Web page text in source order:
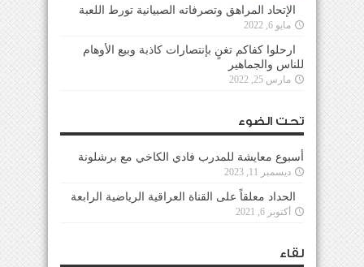
الإتحاد المراهق وتصرفاته الصبيانية تورط اللعبة
مايو 6, 2022
ارحلوا كفاكم تغنٍ بإنتصارات كاذبة وبيع الأوهام
للناس والجماهير
مارس 25, 2022
تحت الضوء
أسبوع معايشة للمدرب فادي الكاخي مع برشلونة
ديسمبر 11, 2023
الحداد معلقاً على القناة العراقية الرياضية الرابعة
أكتوبر 6, 2021
لقاء